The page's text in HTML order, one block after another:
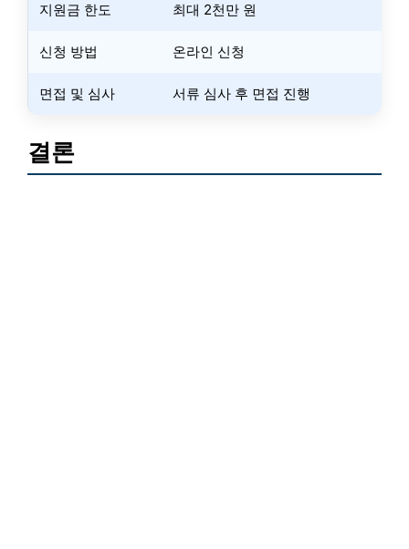
지원금 한도 최대 2천만 원
신청 방법 온라인 신청
면접 및 심사 서류 심사 후 면접 진행
결론